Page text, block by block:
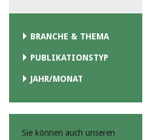
BRANCHE & THEMA
PUBLIKATIONSTYP
JAHR/MONAT
Sie können auch unseren